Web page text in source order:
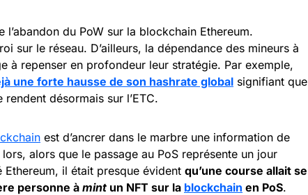
du PoW sur la blockchain Ethereum.
sur le réseau. D’ailleurs, la dépendance des mineurs à
à repenser en profondeur leur stratégie. Par exemple,
une forte hausse de son hashrate global signifiant que
rendent désormais sur l’ETC.
est d’ancrer dans le marbre une information de
alors que le passage au PoS représente un jour
il était presque évident qu’une course allait se
personne à mint un NFT sur la blockchain en PoS.